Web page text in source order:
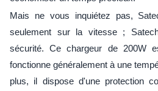
Mais ne vous inquiétez pas,
seulement sur la vitesse ;
sécurité. Ce chargeur de 200W
fonctionne généralement à une
plus, il dispose d'une protection